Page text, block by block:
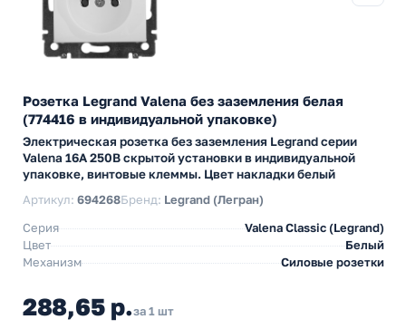
Розетка Legrand Valena без заземления белая
(774416 в индивидуальной упаковке)
Электрическая розетка без заземления Legrand серии
Valena 16А 250В скрытой установки в индивидуальной
упаковке, винтовые клеммы. Цвет накладки белый
Артикул: 694268Бренд: Legrand (Легран)
Серия
Valena Classic (Legrand)
Цвет
Белый
Механизм
Силовые розетки
288,65 р.за 1 шт